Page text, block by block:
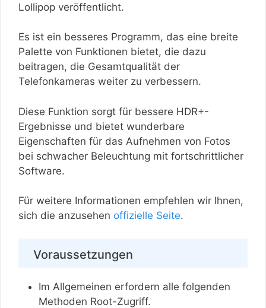
Lollipop veröffentlicht.
Es ist ein besseres Programm, das eine breite
Palette von Funktionen bietet, die dazu
beitragen, die Gesamtqualität der
Telefonkameras weiter zu verbessern.
Diese Funktion sorgt für bessere HDR+-
Ergebnisse und bietet wunderbare
Eigenschaften für das Aufnehmen von Fotos
bei schwacher Beleuchtung mit fortschrittlicher
Software.
Für weitere Informationen empfehlen wir Ihnen,
sich die anzusehen offizielle Seite.
Voraussetzungen
Im Allgemeinen erfordern alle folgenden
Methoden Root-Zugriff.